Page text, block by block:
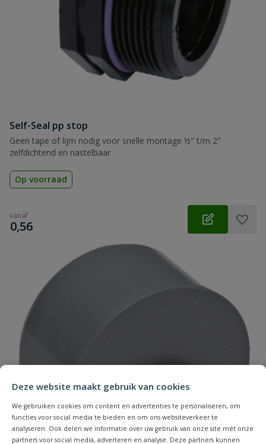
Deze website maakt gebruik van cookies
We gebruiken cookies om content en advertenties te personaliseren, om
functies voor social media te bieden en om ons websiteverkeer te
analyseren. Ook delen we informatie over uw gebruik van onze site met onze
partners voor social media, adverteren en analyse. Deze partners kunnen
Self-Seal pp stop
Geen tape of lijm nodig voor snelle montage ½" t/m 2"
zelfdichtend en nastelbaar
Op voorraad
vanaf
€
0,56